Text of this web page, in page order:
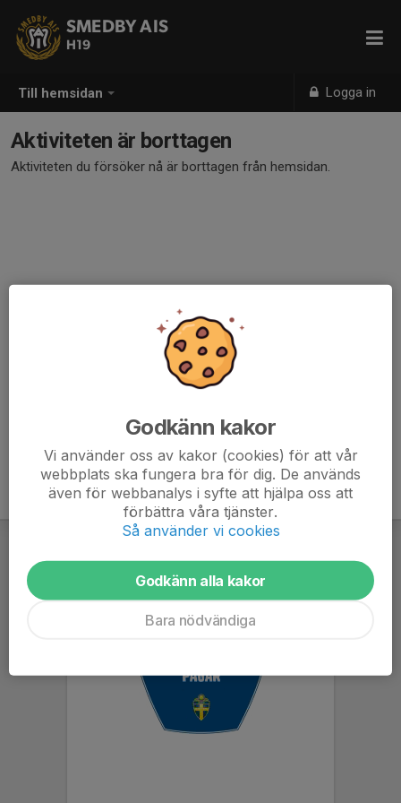
Till hemsidan Logga in
SMEDBY AIS
H19
Aktiviteten är borttagen
Aktiviteten du försöker nå är borttagen från hemsidan.
Godkänn kakor
Vi använder oss av kakor (cookies) för att vår
webbplats ska fungera bra för dig. De används
även för webbanalys i syfte att hjälpa oss att
förbättra våra tjänster.
Så använder vi cookies
Godkänn alla kakor
Bara nödvändiga